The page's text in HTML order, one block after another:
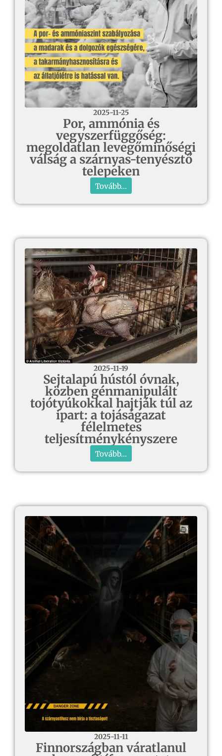
2025-11-25
Por, ammónia és
vegyszerfüggőség:
megoldatlan levegőminőségi
válság a szárnyas-tenyésztő
telepeken
Tovább...
2025-11-19
Sejtalapú hústól óvnak,
közben génmanipulált
tojótyúkokkal hajtják túl az
ipart: a tojáságazat
félelmetes
teljesítménykényszere
Tovább...
2025-11-11
Finnországban váratlanul